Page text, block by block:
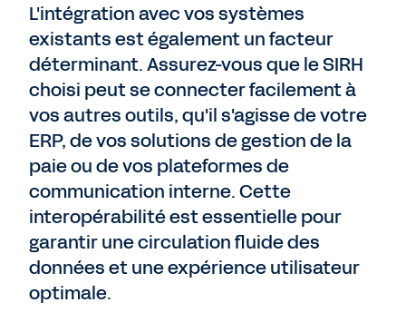
L'intégration avec vos systèmes
existants est également un facteur
déterminant. Assurez-vous que le SIRH
choisi peut se connecter facilement à
vos autres outils, qu'il s'agisse de votre
ERP, de vos solutions de gestion de la
paie ou de vos plateformes de
communication interne. Cette
interopérabilité est essentielle pour
garantir une circulation fluide des
données et une expérience utilisateur
optimale.